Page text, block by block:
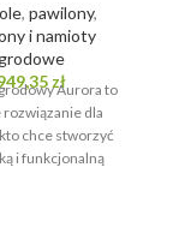
, pawilony,
i namioty
złAurora to
dla
chce stworzyć
i funkcjonalną